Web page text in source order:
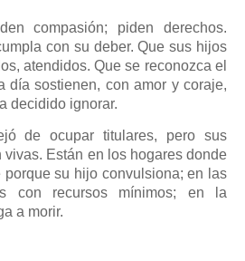
compasión; piden derechos.
con su deber. Que sus hijos
atendidos. Que se reconozca el
día sostienen, con amor y coraje,
decidido ignorar.
de ocupar titulares, pero sus
Están en los hogares donde
porque su hijo convulsiona; en las
con recursos mínimos; en la
a morir.